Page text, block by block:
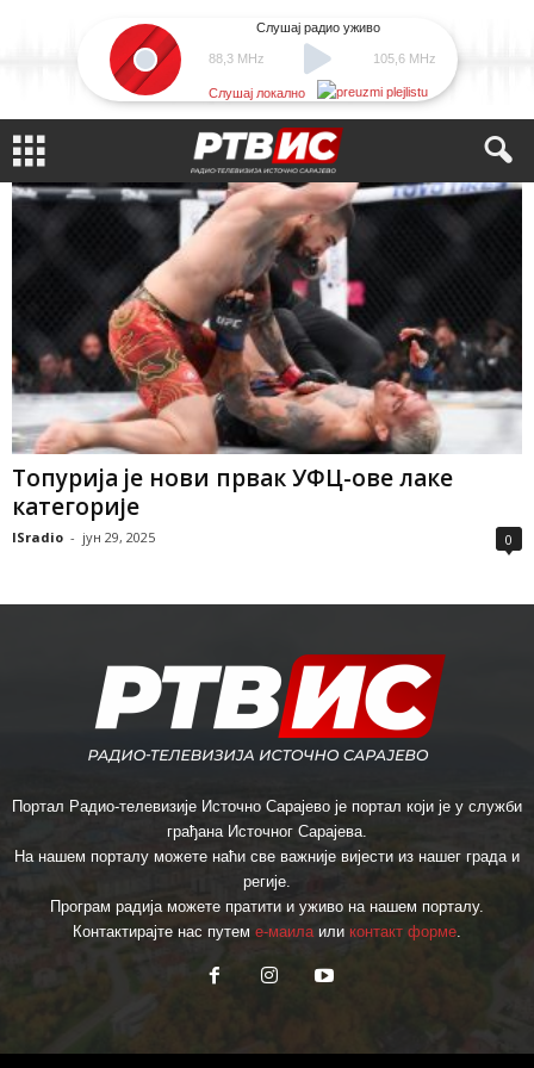
88,3 MHz
Слушај радио уживо
105,6 MHz
Слушај локално
Топуриjа je нови првак УФЦ-ове лаке
категорије
ISradio - јун 29, 2025 0
Портал Радио-телевизије Источно Сарајево је портал који је у служби
грађана Источног Сарајева.
На нашем порталу можете наћи све важније вијести из нашег града и
регије.
Програм радија можете пратити и уживо на нашем порталу.
Контактирајте нас путем е-маилаили контакт форме.